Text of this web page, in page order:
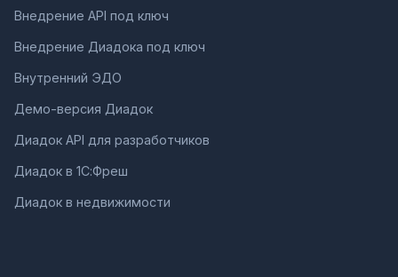
Внедрение API под ключ
Внедрение Диадока под ключ
Внутренний ЭДО
Демо-версия Диадок
Диадок API для разработчиков
Диадок в 1С:Фреш
Диадок в недвижимости